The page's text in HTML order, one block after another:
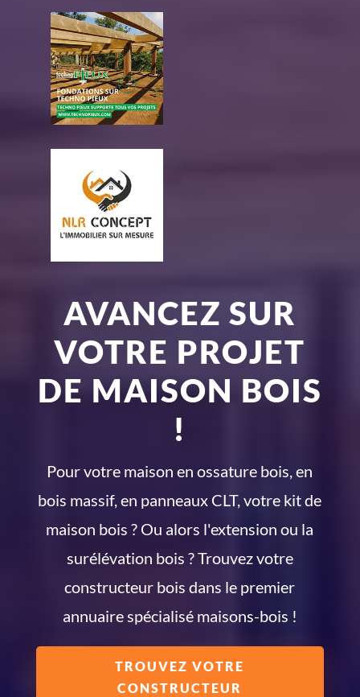
AVANCEZ SUR
VOTRE PROJET
DE MAISON BOIS
!
Pour votre maison en ossature bois, en
bois massif, en panneaux CLT, votre kit de
maison bois ? Ou alors l'extension ou la
surélévation bois ? Trouvez votre
constructeur bois dans le premier
annuaire spécialisé maisons-bois !
TROUVEZ VOTRE
CONSTRUCTEUR